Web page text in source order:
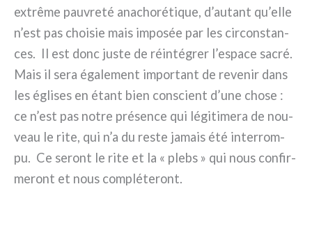
extrê­me pau­vre­té ana­cho­ré­ti­que, d’autant qu’elle
n’est pas choi­sie mais impo­sée par les cir­con­stan­
ces. Il est donc juste de réin­té­grer l’espace sacré.
Mais il sera éga­le­ment impor­tant de reve­nir dans
les égli­ses en étant bien con­scient d’une cho­se :
ce n’est pas notre pré­sen­ce qui légi­ti­me­ra de nou­
veau le rite, qui n’a du reste jamais été inter­rom­
pu. Ce seront le rite et la « plebs » qui nous con­fir­
me­ront et nous com­plé­te­ront.